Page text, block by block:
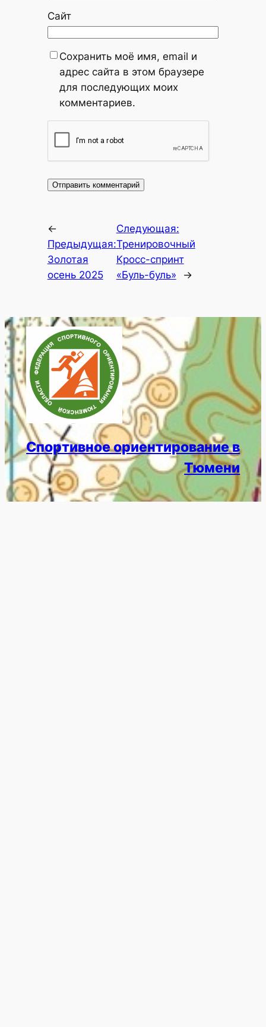
Сайт
Сохранить моё имя, email и
адрес сайта в этом браузере
для последующих моих
комментариев.
←
Предыдущая:
Золотая
осень 2025
Следующая:
Тренировочный
Кросс-спринт
«Буль-буль»
→
Спортивное ориентирование в
Тюмени